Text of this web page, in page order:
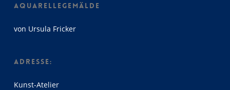
AQUARELLEGEMÄLDE
von Ursula Fricker
ADRESSE:
Kunst-Atelier